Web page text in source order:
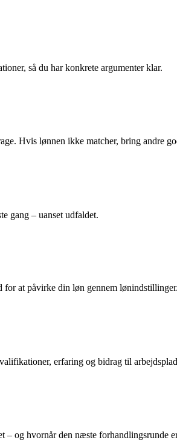
så du har konkrete argumenter klar.
Hvis lønnen ikke matcher, bring andre
gang – uanset udfaldet.
for at påvirke din løn gennem
erfaring og bidrag til
– og hvornår den næste forhandlingsrunde